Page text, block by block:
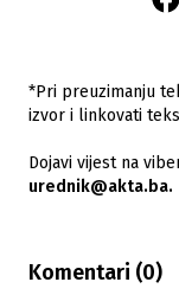
*Pri preuzimanju
izvor i linkovati
Dojavi vijest na
urednik@akta.ba.
Komentari (0)